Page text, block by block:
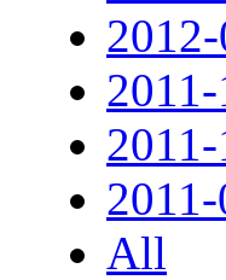
2011-
All